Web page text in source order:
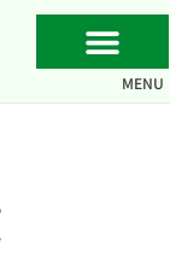
MENU